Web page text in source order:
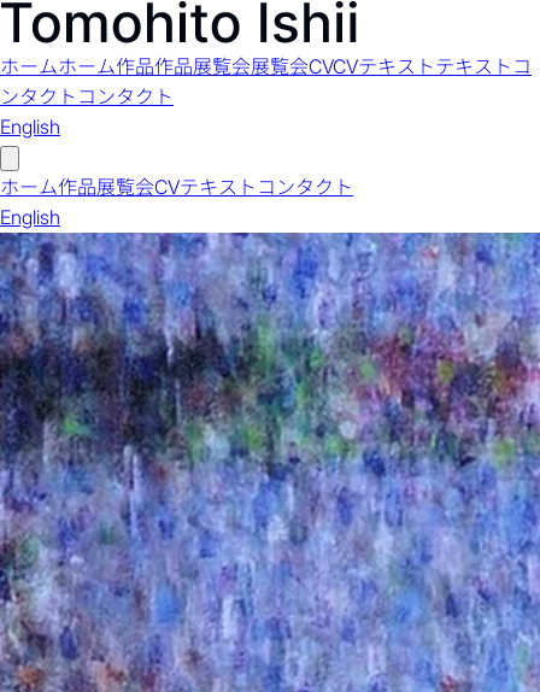
ホームホーム作品作品展覧会展覧会CVCVテキストテキスト コ
ンタクト コンタクト
English
ホーム作品展覧会CVテキスト コンタクト
English